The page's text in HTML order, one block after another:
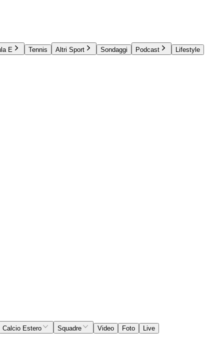
E Tennis Altri Sport Sondaggi Podcast
Lifestyle
Calcio Estero Squadre Video Foto
Live